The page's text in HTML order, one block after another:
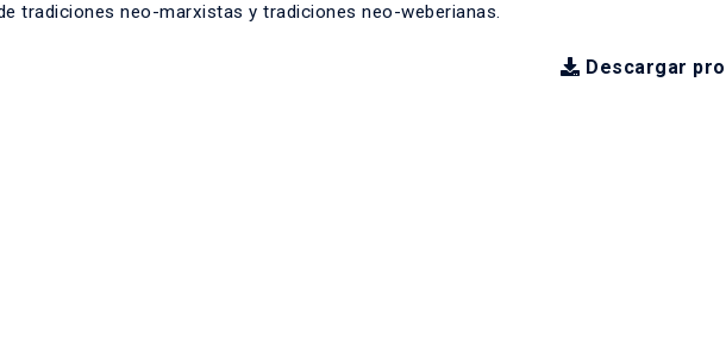
tradiciones neo-marxistas y tradiciones neo-weberianas.
Descargar